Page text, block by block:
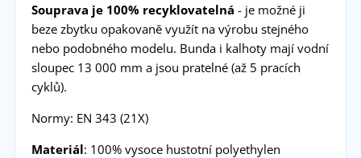
Souprava je 100% recyklovatelná - je možné ji
beze zbytku opakovaně využít na výrobu stejného
nebo podobného modelu. Bunda i kalhoty mají vodní
sloupec 13 000 mm a jsou pratelné (až 5 pracích
cyklů).
Normy: EN 343 (21X)
Materiál: 100% vysoce hustotní polyethylen